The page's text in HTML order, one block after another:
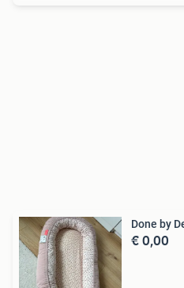
Done by
€ 0,00